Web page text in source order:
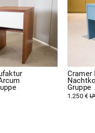
Cramer
Gruppe
1.250 €